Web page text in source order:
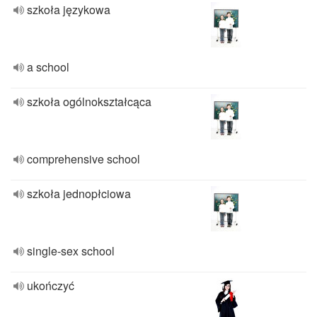
szkoła językowa
a school
szkoła ogólnokształcąca
comprehensive school
szkoła jednopłciowa
single-sex school
ukończyć